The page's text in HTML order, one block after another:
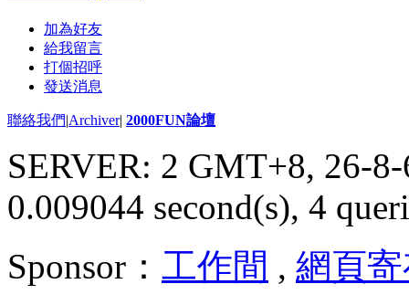
加為好友
給我留言
打個招呼
發送消息
聯絡我們|Archiver| 2000FUN論壇
SERVER: 2 GMT+8, 26-
0.009044 second(s), 4
Sponsor： 工作間 , 網頁